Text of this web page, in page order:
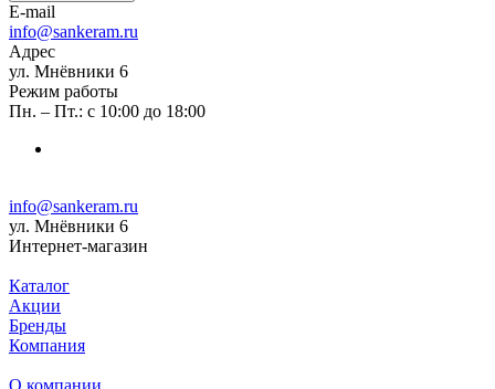
E-mail
info@sankeram.ru
Адрес
ул. Мнёвники 6
Режим работы
Пн. – Пт.: с 10:00 до 18:00
info@sankeram.ru
ул. Мнёвники 6
Интернет-магазин
Каталог
Акции
Бренды
Компания
О компании